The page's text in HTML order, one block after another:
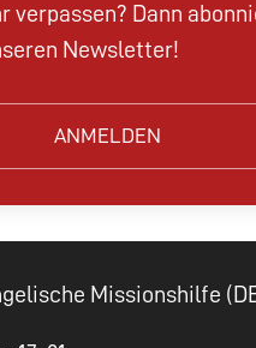
verpassen? Dann
Newsletter!
ANMELDEN
Missionshilfe